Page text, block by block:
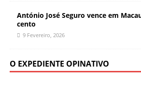
António José Seguro vence em
cento
9 Fevereiro, 2026
O EXPEDIENTE OPINATIVO